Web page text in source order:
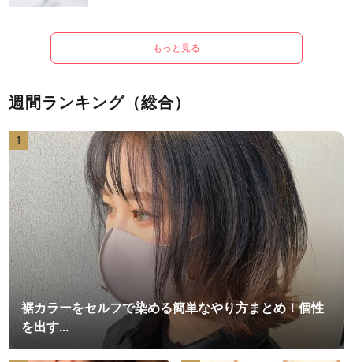
もっと見る
週間ランキング（総合）
1
裾カラーをセルフで染める簡単なやり方まとめ！個性
を出す...